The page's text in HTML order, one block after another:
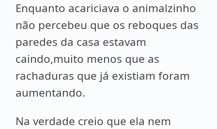
Enquanto acariciava o animalzinho
não percebeu que os reboques das
paredes da casa estavam
caindo,muito menos que as
rachaduras que já existiam foram
aumentando.
Na verdade creio que ela nem